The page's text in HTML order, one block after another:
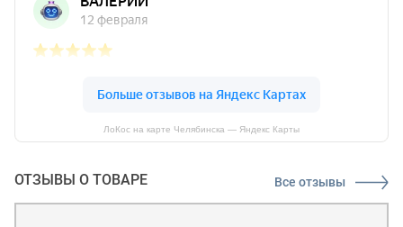
ЛоКос на карте Челябинска — Яндекс Карты
ОТЗЫВЫ О ТОВАРЕ Все отзывы